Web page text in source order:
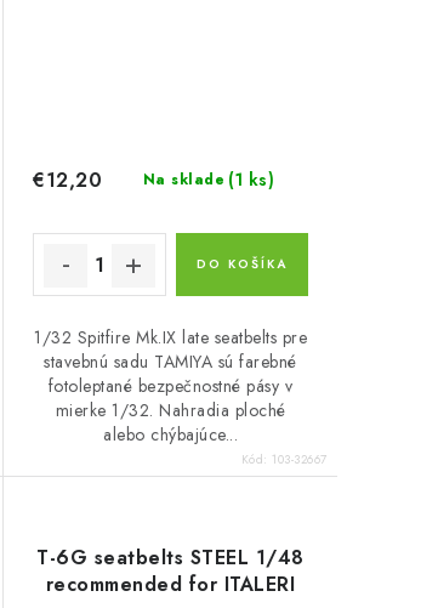
Na sklade (1 ks)
€12,20
DO KOŠÍKA
1/32 Spitfire Mk.IX late seatbelts pre
stavebnú sadu TAMIYA sú farebné
fotoleptané bezpečnostné pásy v
mierke 1/32. Nahradia ploché
alebo chýbajúce...
Kód: 103-32667
T-6G seatbelts STEEL 1/48
recommended for ITALERI